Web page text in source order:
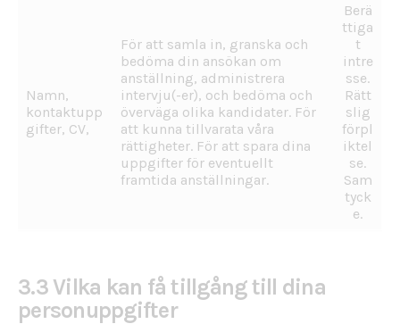
Namn,
kontaktupp
gifter, CV,
För att samla in, granska och
bedöma din ansökan om
anställning, administrera
intervju(-er), och bedöma och
överväga olika kandidater. För
att kunna tillvarata våra
rättigheter. För att spara dina
uppgifter för eventuellt
framtida anställningar.
Berä
ttiga
t
intre
sse.
Rätt
slig
förpl
iktel
se.
Sam
tyck
e.
3.3 Vilka kan få tillgång till dina
personuppgifter